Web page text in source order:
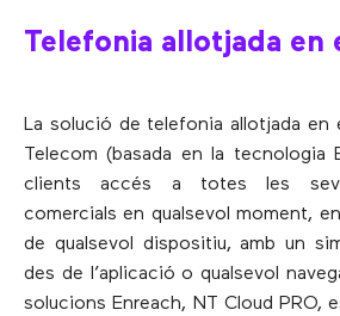
Telefonia allotjada en
La solució de telefonia allotjada en
Telecom (basada en la tecnologia
clients accés a totes les
comercials en qualsevol moment,
de qualsevol dispositiu, amb un
des de l’aplicació o qualsevol
solucions Enreach, NT Cloud PRO,